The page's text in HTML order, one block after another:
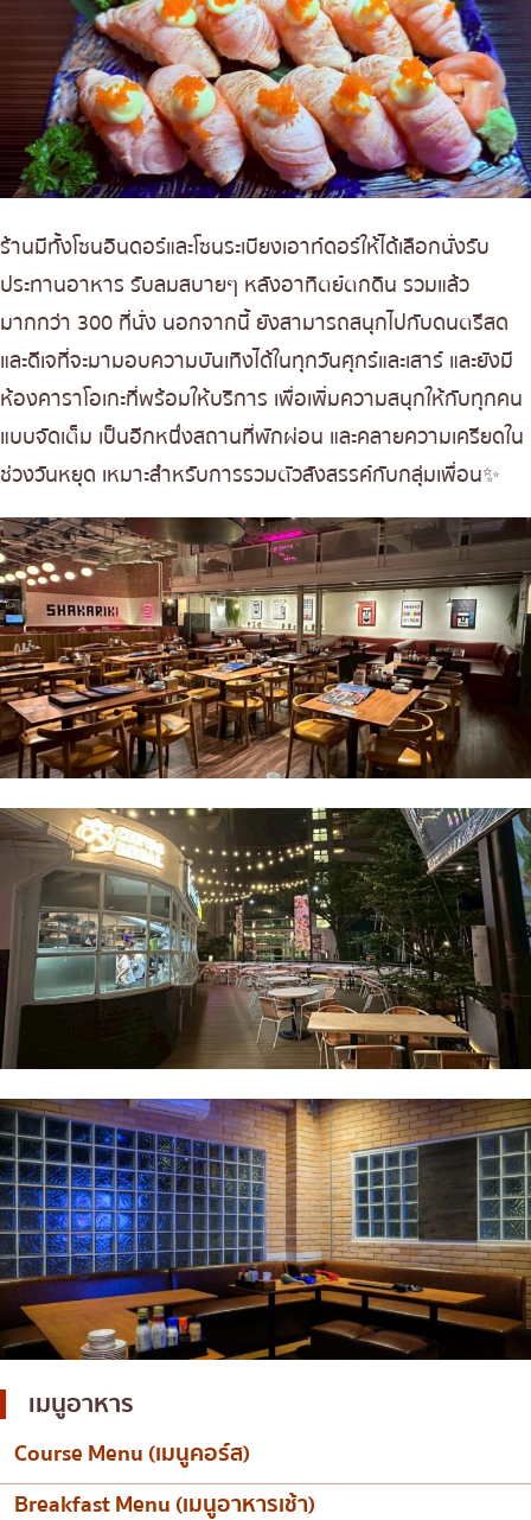
ร้านมีทั้งโซนอินดอร์และโซนระเบียงเอาท์ดอร์ให้ได้เลือกนั่งรับ
ประทานอาหาร รับลมสบายๆ หลังอาทิตย์ตกดิน รวมแล้ว
มากกว่า 300 ที่นั่ง นอกจากนี้ ยังสามารถสนุกไปกับดนตรีสด
และดีเจที่จะมามอบความบันเทิงได้ในทุกวันศุกร์และเสาร์ และยังมี
ห้องคาราโอเกะที่พร้อมให้บริการ เพื่อเพิ่มความสนุกให้กับทุกคน
แบบจัดเต็ม เป็นอีกหนึ่งสถานที่พักผ่อน และคลายความเครียดใน
ช่วงวันหยุด เหมาะสำหรับการรวมตัวสังสรรค์กับกลุ่มเพื่อน✨
เมนูอาหาร
Course Menu (เมนูคอร์ส)
Breakfast Menu (เมนูอาหารเช้า)